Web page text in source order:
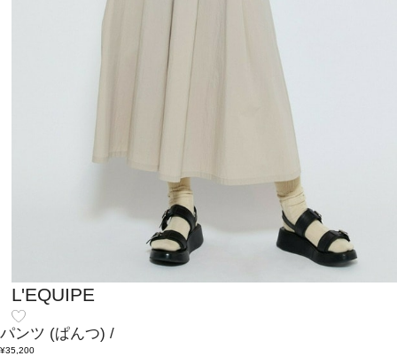
L'EQUIPE
パンツ (ぱんつ) /
¥35,200